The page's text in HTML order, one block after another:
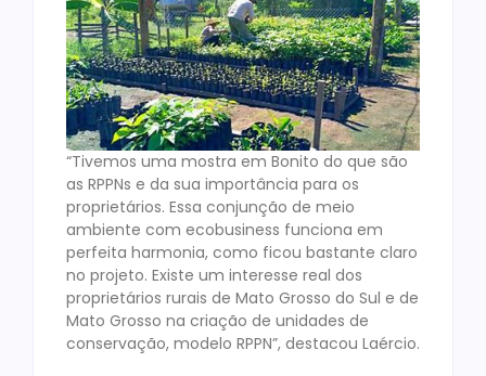
“Tivemos uma mostra em Bonito do que são
as RPPNs e da sua importância para os
proprietários. Essa conjunção de meio
ambiente com ecobusiness funciona em
perfeita harmonia, como ficou bastante claro
no projeto. Existe um interesse real dos
proprietários rurais de Mato Grosso do Sul e de
Mato Grosso na criação de unidades de
conservação, modelo RPPN”, destacou Laércio.